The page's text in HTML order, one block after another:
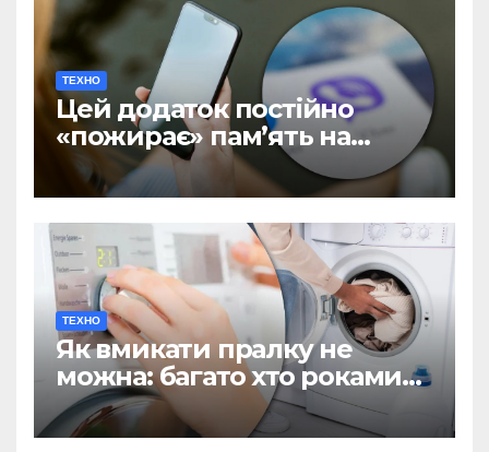
ТЕХНО
Цей додаток постійно
«пожирає» пам’ять на
телефоні: як вирішити
проблему в кілька кліків
ТЕХНО
Як вмикати пралку не
можна: багато хто роками
робить таку помилку